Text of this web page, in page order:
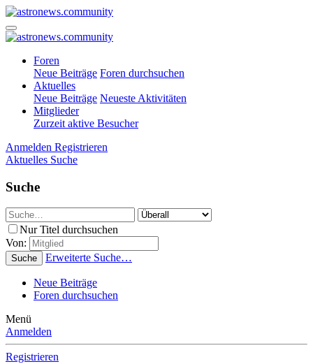
Foren
Neue Beiträge Foren durchsuchen
Aktuelles
Neue Beiträge Neueste Aktivitäten
Mitglieder
Zurzeit aktive Besucher
Anmelden Registrieren
Aktuelles Suche
Suche
Nur Titel durchsuchen
Von:
Suche Erweiterte Suche…
Neue Beiträge
Foren durchsuchen
Menü
Anmelden
Registrieren